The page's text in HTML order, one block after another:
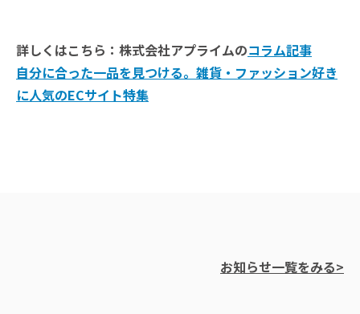
詳しくはこちら：株式会社アプライムのコラム記事
自分に合った一品を見つける。雑貨・ファッション好き
に人気のECサイト特集
お知らせ一覧をみる>